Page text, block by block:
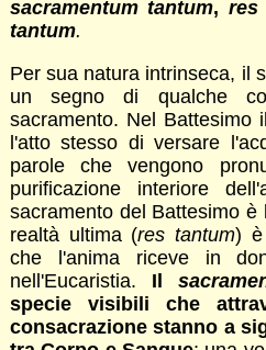
sacramentum tantum, res
tantum.
Per sua natura intrinseca, il
un segno di qualche
sacramento. Nel Battesimo
l'atto stesso di versare
parole che vengono
purificazione interiore
sacramento del Battesimo è
realtà ultima (res tantum) è
che l'anima riceve in
nell'Eucaristia. Il
specie visibili che
consacrazione stanno a